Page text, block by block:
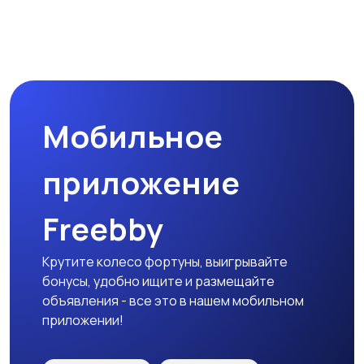
Мобильное
приложение
Freebby
Крутите колесо фортуны, выигрывайте
бонусы, удобно ищите и размещайте
объявления - все это в нашем мобильном
приложении!